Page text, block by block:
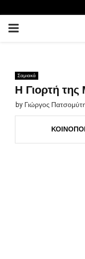
PRIMARY
Σαμιακά
Η Γιορτή
by Γιώργος